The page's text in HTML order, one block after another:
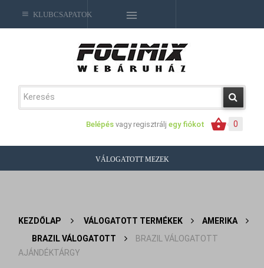
0
Belépés vagy regisztrálj egy fiókot
KLUBCSAPATOK
VÁLOGATOTT MEZEK
KEZDŐLAP > VÁLOGATOTT TERMÉKEK >
AMERIKA
BRAZIL VÁLOGATOTT >
BRAZIL VÁLOGATOTT
AJÁNDÉKTÁRGY